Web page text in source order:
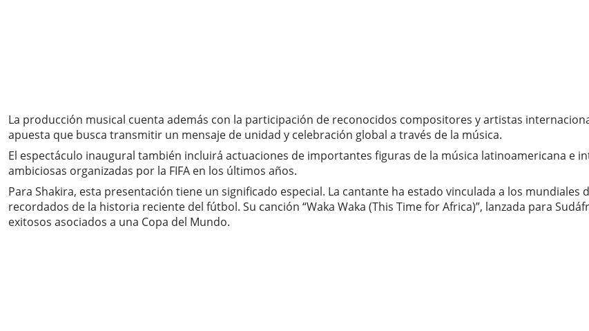
La producción musical cuenta además con la participación de reconocidos compositores y artistas
apuesta que busca transmitir un mensaje de unidad y celebración global a través de la música.
El espectáculo inaugural también incluirá actuaciones de importantes figuras de la música latinoamericana e
ambiciosas organizadas por la FIFA en los últimos años.
Para Shakira, esta presentación tiene un significado especial. La cantante ha estado vinculada a los
recordados de la historia reciente del fútbol. Su canción “Waka Waka (This Time for Africa)”, lanzada para
exitosos asociados a una Copa del Mundo.